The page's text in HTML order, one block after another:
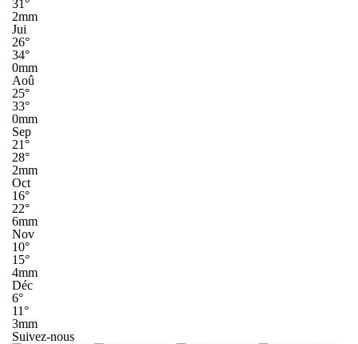
31°
2mm
Jui
26°
34°
0mm
Aoû
25°
33°
0mm
Sep
21°
28°
2mm
Oct
16°
22°
6mm
Nov
10°
15°
4mm
Déc
6°
11°
3mm
Suivez-nous